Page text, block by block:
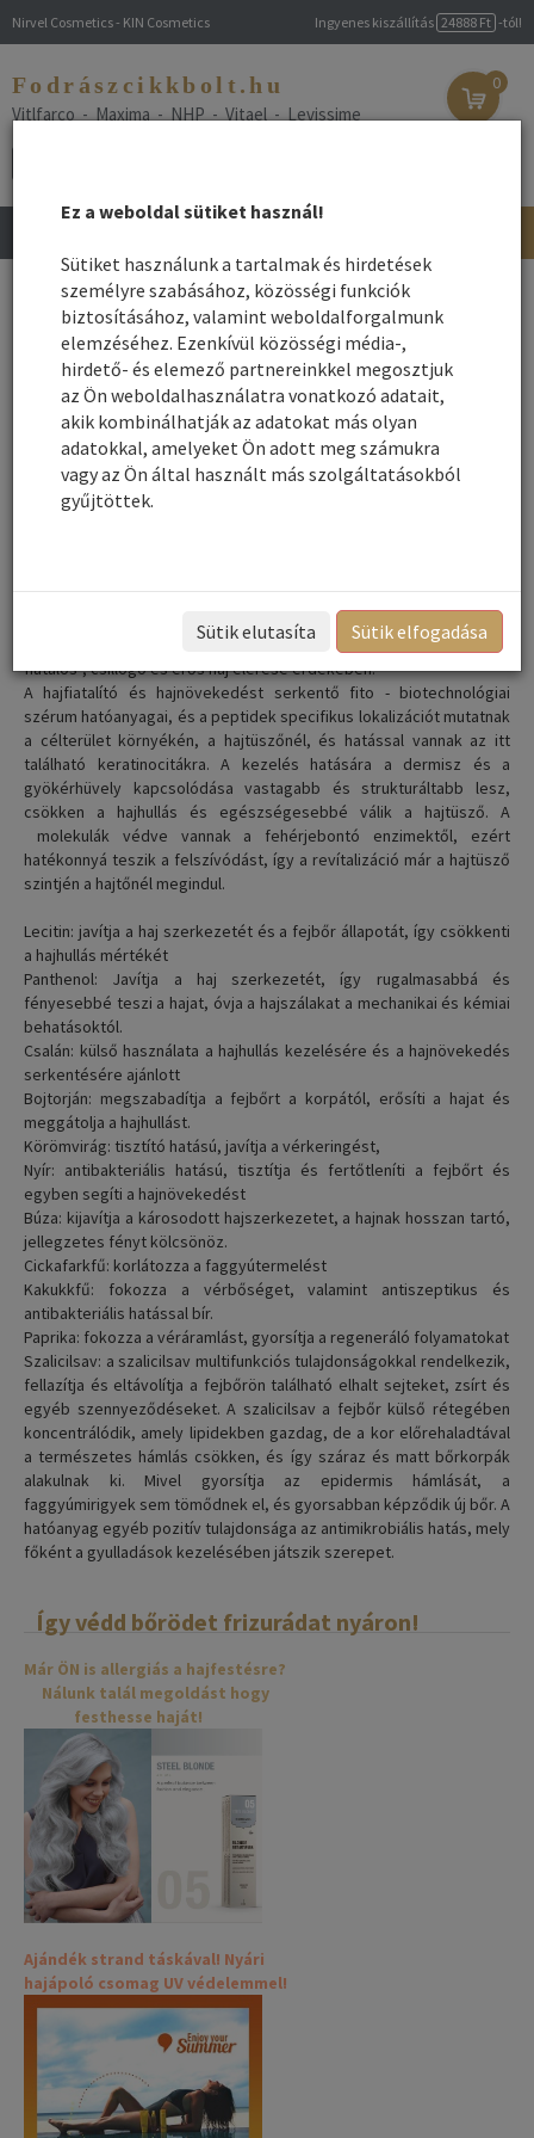
Nirvel Cosmetics - KIN Cosmetics Ingyenes kiszállítás 24888 Ft -tól!
Fodrászcikkbolt.hu
Vitlfarco - Maxima - NHP - Vitael - Levissime
0
navigation
Hajhullás elleni hatóanyagok
A hajhullás elleni, hajhullásra készült fejbőr ápoló sampon, hajszesz
természetes hatóanyagairól, azok hatásukról.
A növényi komplex kivonatok, a tudományos kutatások modern
megindul. Aktivizálja a hajtüszőkben lévő sejteket, javítja a
mikrokeringést, fokozza a haj növekedését, csökkenti a hajhullást.
Hatékonyan alkalmazható kopaszodás és hajhullás ellen, valamint a
fiatalos-, csillogó és erős haj elérése érdekében.
A hajfiatalító és hajnövekedést serkentő fito - biotechnológiai
szérum hatóanyagai, és a peptidek specifikus lokalizációt mutatnak
a célterület környékén, a hajtüszőnél, és hatással vannak az itt
található keratinocitákra. A kezelés hatására a dermisz és a
gyökérhüvely kapcsolódása vastagabb és strukturáltabb lesz,
csökken a hajhullás és egészségesebbé válik a hajtüsző. A
molekulák védve vannak a fehérjebontó enzimektől, ezért
hatékonnyá teszik a felszívódást, így a revítalizáció már a hajtüsző
szintjén a hajtőnél megindul.
Lecitin: javítja a haj szerkezetét és a fejbőr állapotát, így csökkenti
a hajhullás mértékét
Panthenol: Javítja a haj szerkezetét, így rugalmasabbá és
fényesebbé teszi a hajat, óvja a hajszálakat a mechanikai és kémiai
behatásoktól.
Csalán: külső használata a hajhullás kezelésére és a hajnövekedés
serkentésére ajánlott
Bojtorján: megszabadítja a fejbőrt a korpától, erősíti a hajat és
meggátolja a hajhullást.
Körömvirág: tisztító hatású, javítja a vérkeringést,
Nyír: antibakteriális hatású, tisztítja és fertőtleníti a fejbőrt és
egyben segíti a hajnövekedést
Búza: kijavítja a károsodott hajszerkezetet, a hajnak hosszan tartó,
jellegzetes fényt kölcsönöz.
Cickafarkfű: korlátozza a faggyútermelést
Kakukkfű: fokozza a vérbőséget, valamint antiszeptikus és
antibakteriális hatással bír.
Paprika: fokozza a véráramlást, gyorsítja a regeneráló folyamatokat
Szalicilsav: a szalicilsav multifunkciós tulajdonságokkal rendelkezik,
fellazítja és eltávolítja a fejbőrön található elhalt sejteket, zsírt és
egyéb szennyeződéseket. A szalicilsav a fejbőr külső rétegében
koncentrálódik, amely lipidekben gazdag, de a kor előrehaladtával
a természetes hámlás csökken, és így száraz és matt bőrkorpák
alakulnak ki. Mivel gyorsítja az epidermis hámlását, a
faggyúmirigyek sem tömődnek el, és gyorsabban képződik új bőr. A
hatóanyag egyéb pozitív tulajdonsága az antimikrobiális hatás, mely
főként a gyulladások kezelésében játszik szerepet.
Így védd bőrödet frizurádat nyáron!
Már ÖN is allergiás a hajfestésre?
Nálunk talál megoldást hogy
festhesse haját!
Ajándék strand táskával! Nyári
hajápoló csomag UV védelemmel!
Ez a weboldal sütiket használ!
Sütiket használunk a tartalmak és hirdetések
személyre szabásához, közösségi funkciók
biztosításához, valamint weboldalforgalmunk
elemzéséhez. Ezenkívül közösségi média-,
hirdető- és elemező partnereinkkel megosztjuk
az Ön weboldalhasználatra vonatkozó adatait,
akik kombinálhatják az adatokat más olyan
adatokkal, amelyeket Ön adott meg számukra
vagy az Ön által használt más szolgáltatásokból
gyűjtöttek.
Sütik elutasíta Sütik elfogadása